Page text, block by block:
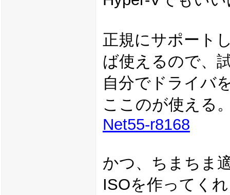
正規にサポート
ば使えるので、
自分でドライバ
ここのが使える
Net55-r8168
かつ、ちまちま
ISOを作ってく